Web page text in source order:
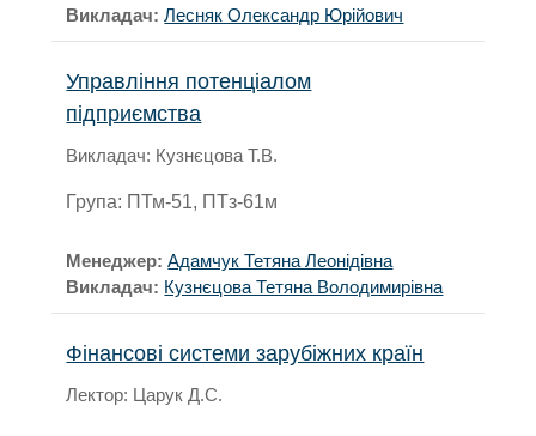
Викладач:Лесняк Олександр Юрійович
Управління потенціалом
підприємства
Викладач: Кузнєцова Т.В.
Група: ПТм-51, ПТз-61м
Менеджер:Адамчук Тетяна Леонідівна
Викладач: Кузнєцова Тетяна Володимирівна
Фінансові системи зарубіжних країн
Лектор: Царук Д.С.